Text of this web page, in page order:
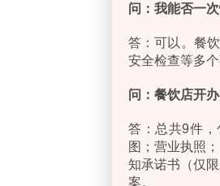
问： 我能否一
答：可以。餐
安全检查等多
问： 餐饮店开办
答：总共9件，
图；营业执照
知承诺书（仅
案。